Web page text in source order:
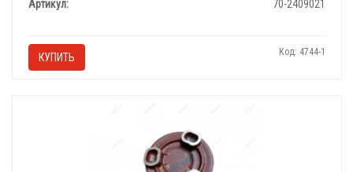
Артикул:
70-2409021
КУПИТЬ Код: 4744-1